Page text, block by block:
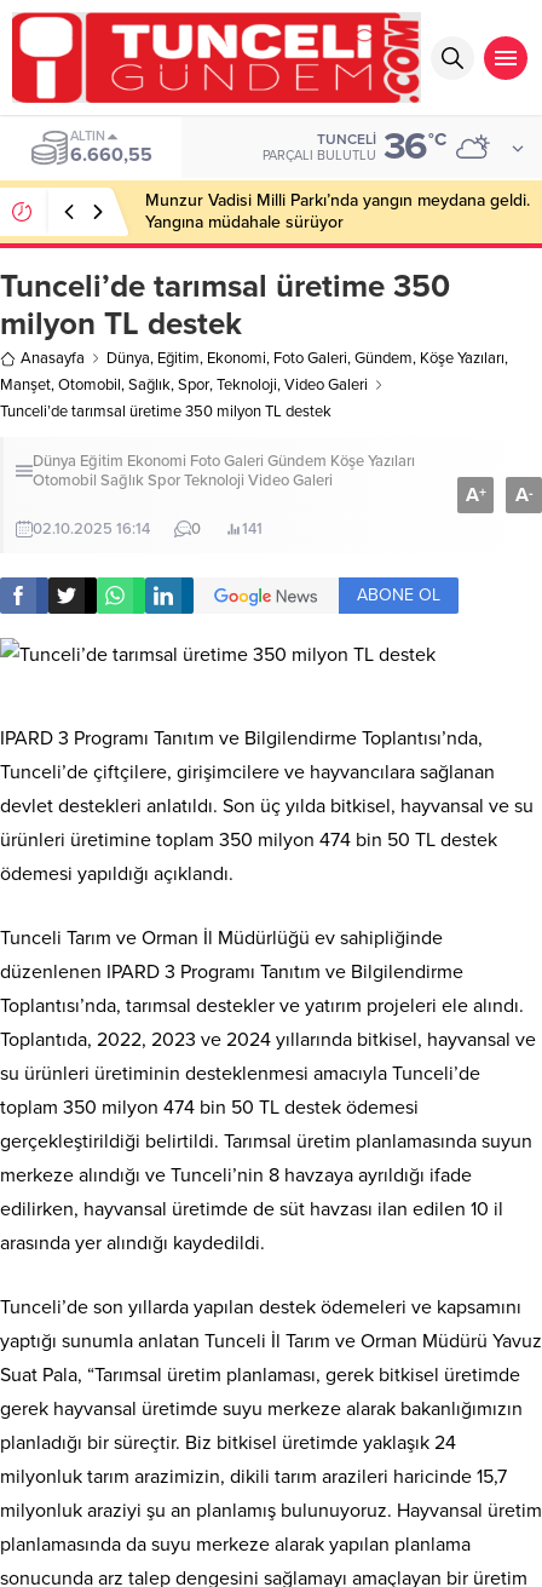
BIST
13.779,39
TUNCELI
PARÇALI BULUTLU 36°C
Munzur Vadisi Milli Parkı’nda yangın meydana geldi.
Yangına müdahale sürüyor
Tunceli’de tarımsal üretime 350
milyon TL destek
Anasayfa Dünya, Eğitim, Ekonomi, Foto Galeri,Gündem, Köşe Yazıları,
Manşet,Otomobil,Sağlık,Spor,Teknoloji,Video Galeri
Tunceli’de tarımsal üretime 350 milyon TL destek
Dünya Eğitim Ekonomi Foto Galeri Gündem Köşe Yazıları
Otomobil SağlıkSporTeknoloji Video Galeri
02.10.2025 16:14 0 141
A+ A-
ABONE OL
IPARD 3 Programı Tanıtım ve Bilgilendirme Toplantısı’nda,
Tunceli’de çiftçilere, girişimcilere ve hayvancılara sağlanan
devlet destekleri anlatıldı. Son üç yılda bitkisel, hayvansal ve su
ürünleri üretimine toplam 350 milyon 474 bin 50 TL destek
ödemesi yapıldığı açıklandı.
Tunceli Tarım ve Orman İl Müdürlüğü ev sahipliğinde
düzenlenen IPARD 3 Programı Tanıtım ve Bilgilendirme
Toplantısı’nda, tarımsal destekler ve yatırım projeleri ele alındı.
Toplantıda, 2022, 2023 ve 2024 yıllarında bitkisel, hayvansal ve
su ürünleri üretiminin desteklenmesi amacıyla Tunceli’de
toplam 350 milyon 474 bin 50 TL destek ödemesi
gerçekleştirildiği belirtildi. Tarımsal üretim planlamasında suyun
merkeze alındığı ve Tunceli’nin 8 havzaya ayrıldığı ifade
edilirken, hayvansal üretimde de süt havzası ilan edilen 10 il
arasında yer alındığı kaydedildi.
Tunceli’de son yıllarda yapılan destek ödemeleri ve kapsamını
yaptığı sunumla anlatan Tunceli İl Tarım ve Orman Müdürü Yavuz
Suat Pala, “Tarımsal üretim planlaması, gerek bitkisel üretimde
gerek hayvansal üretimde suyu merkeze alarak bakanlığımızın
planladığı bir süreçtir. Biz bitkisel üretimde yaklaşık 24
milyonluk tarım arazimizin, dikili tarım arazileri haricinde 15,7
milyonluk araziyi şu an planlamış bulunuyoruz. Hayvansal üretim
planlamasında da suyu merkeze alarak yapılan planlama
sonucunda arz talep dengesini sağlamayı amaçlayan bir üretim